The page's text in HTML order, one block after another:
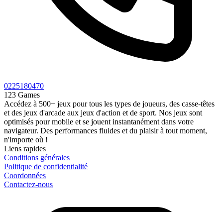
0225180470
123 Games
Accédez à 500+ jeux pour tous les types de joueurs, des casse-têtes
et des jeux d'arcade aux jeux d'action et de sport. Nos jeux sont
optimisés pour mobile et se jouent instantanément dans votre
navigateur. Des performances fluides et du plaisir à tout moment,
n'importe où !
Liens rapides
Conditions générales
Politique de confidentialité
Coordonnées
Contactez-nous